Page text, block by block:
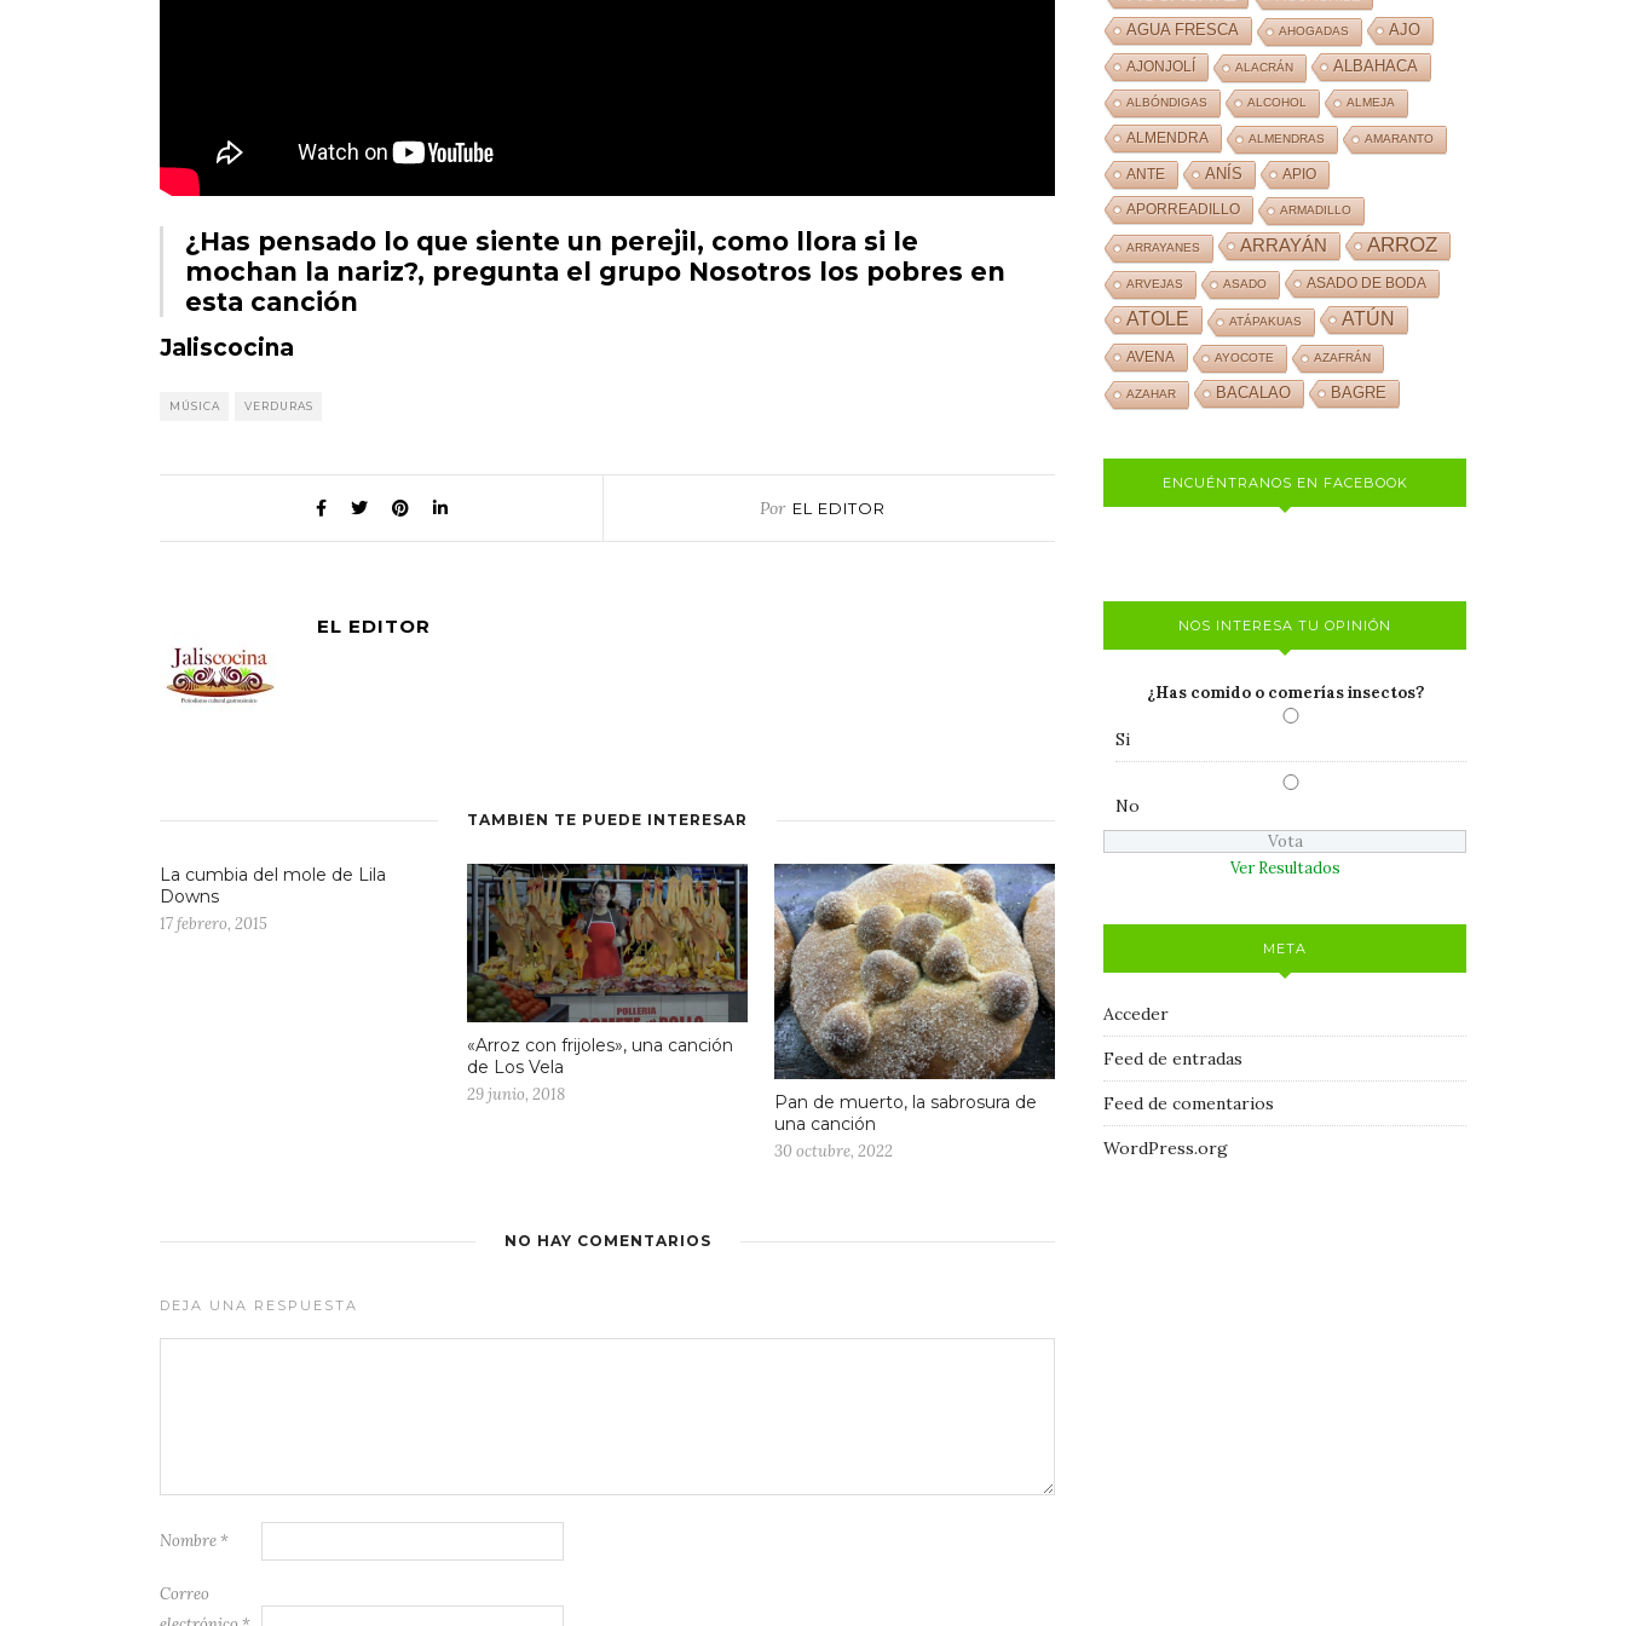
¿Has pensado lo que siente un perejil, como llora si le
mochan la nariz?, pregunta el grupo Nosotros los pobres en
esta canción
Jaliscocina
MÚSICA VERDURAS
Por EL EDITOR
EL EDITOR
TAMBIÉN TE PUEDE INTERESAR
La cumbia del mole de Lila
Downs
17 febrero, 2015
«Arroz con frijoles», una canción
de Los Vela
29 junio, 2018
Pan de muerto, la sabrosura de
una canción
30 octubre, 2022
NO HAY COMENTARIOS
DEJA UNA RESPUESTA
Nombre *
Correo
AGUA FRESCA AHOGADAS AJO
AJONJOLÍ ALACRÁN ALBAHACA
ALBÓNDIGAS ALCOHOL ALMEJA
ALMENDRA ALMENDRAS AMARANTO
ANTE ANÍS APIO
APORREADILLO ARMADILLO
ARRAYANES ARRAYÁN ARROZ
ARVEJAS ASADO ASADO DE BODA
ATOLE ATÁPAKUAS ATÚN
AVENA AYOCOTE AZAFRÁN
AZAHAR BACALAO BAGRE
ENCUÉNTRANOS EN FACEBOOK
NOS INTERESA TU OPINIÓN
¿Has comido o comerías insectos?
Si
No
Ver Resultados
META
Acceder
Feed de entradas
Feed de comentarios
WordPress.org